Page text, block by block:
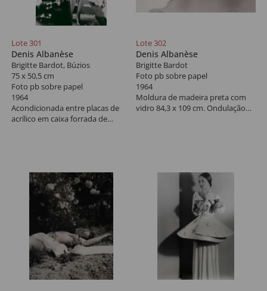
Lote 301
Denis Albanèse
Brigitte Bardot, Búzios
75 x 50,5 cm
Foto pb sobre papel
1964
Acondicionada entre placas de
acrílico em caixa forrada de
Lote 302
Denis Albanèse
Brigitte Bardot
Foto pb sobre papel
1964
Moldura de madeira preta com
vidro 84,3 x 109 cm. Ondulação